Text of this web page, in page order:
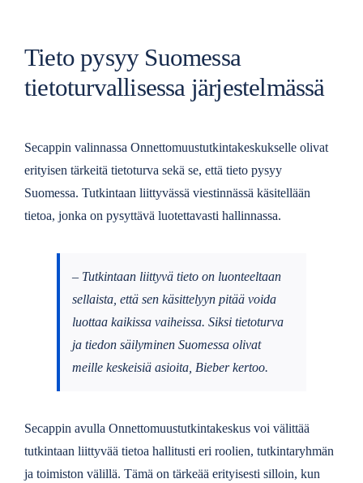
Tieto pysyy Suomessa
tietoturvallisessa järjestelmässä
Secappin valinnassa Onnettomuustutkintakeskukselle olivat
erityisen tärkeitä tietoturva sekä se, että tieto pysyy
Suomessa. Tutkintaan liittyvässä viestinnässä käsitellään
tietoa, jonka on pysyttävä luotettavasti hallinnassa.
– Tutkintaan liittyvä tieto on luonteeltaan
sellaista, että sen käsittelyyn pitää voida
luottaa kaikissa vaiheissa. Siksi tietoturva
ja tiedon säilyminen Suomessa olivat
meille keskeisiä asioita, Bieber kertoo.
Secappin avulla Onnettomuustutkintakeskus voi välittää
tutkintaan liittyvää tietoa hallitusti eri roolien, tutkintaryhmän
ja toimiston välillä. Tämä on tärkeää erityisesti silloin, kun